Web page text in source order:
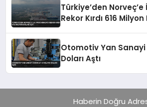
Türkiye’den Norveç’e
Rekor Kırdı 616 Milyon
Otomotiv Yan
Doları Aştı
Haberin Doğru